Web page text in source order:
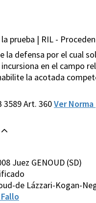
prueba | RIL -
la defensa por el cual
en el campo
la acotada
3589 Art. 360Ver Norma
Juez GENOUD (SD)
de Lázzari-Kogan-